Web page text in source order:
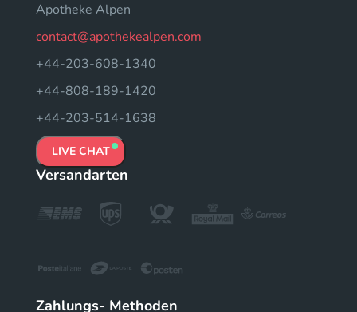
Apotheke Alpen
contact@apothekealpen.com
+44-203-608-1340
+44-808-189-1420
+44-203-514-1638
LIVE CHAT
Versandarten
Zahlungs- Methoden